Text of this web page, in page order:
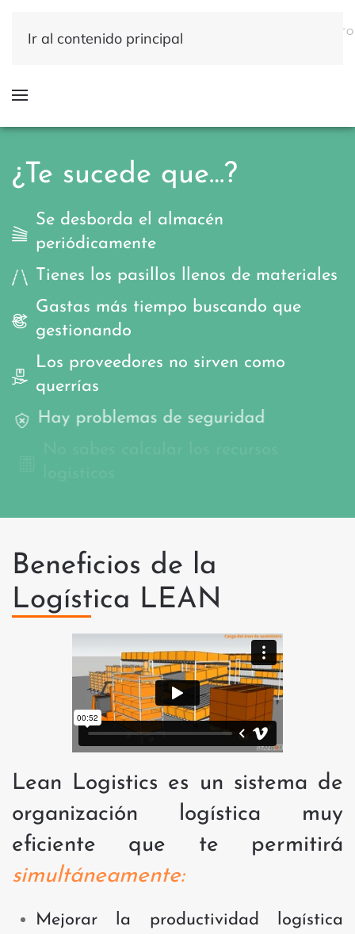
Ir al contenido principal
INICIO
HACEMOSHACEMOSSOMOS
CONTACTO
¿Te sucede que…?
Se desborda el almacén
periódicamente
Tienes los pasillos llenos de materiales
Gastas más tiempo buscando que
gestionando
Los proveedores no sirven como
querrías
Hay problemas de seguridad
Beneficios de la
Logística LEAN
Lean Logistics es un sistema de
organización logística muy
eficiente que te permitirá
simultáneamente:
Mejorar la productividad logística